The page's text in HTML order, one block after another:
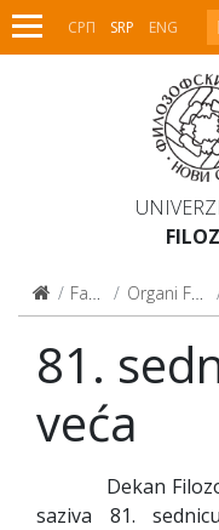
СРП SRP ENG
Fakultet Organi Fakulteta
81.
veća
Dekan
saziva 81.